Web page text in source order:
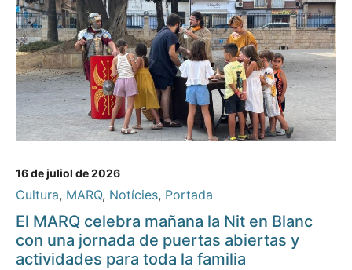
16 de juliol de 2026
Cultura, MARQ, Notícies, Portada
El MARQ celebra mañana la Nit en Blanc
con una jornada de puertas abiertas y
actividades para toda la familia